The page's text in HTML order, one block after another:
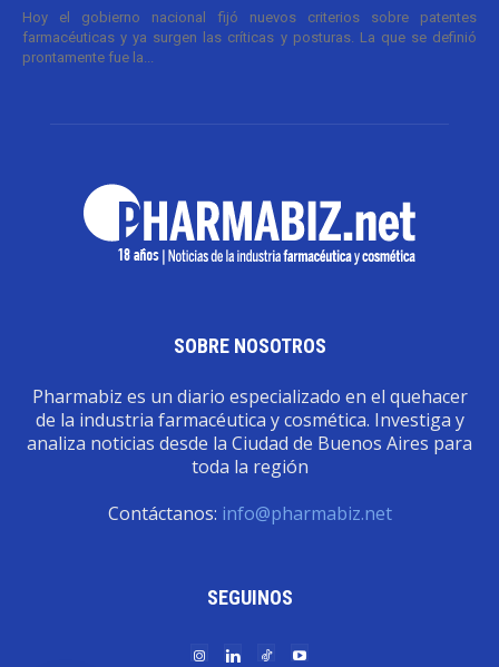
Hoy el gobierno nacional fijó nuevos criterios sobre patentes
farmacéuticas y ya surgen las críticas y posturas. La que se definió
prontamente fue la...
SOBRE NOSOTROS
Pharmabiz es un diario especializado en el quehacer
de la industria farmacéutica y cosmética. Investiga y
analiza noticias desde la Ciudad de Buenos Aires para
toda la región
Contáctanos: info@pharmabiz.net
SEGUINOS